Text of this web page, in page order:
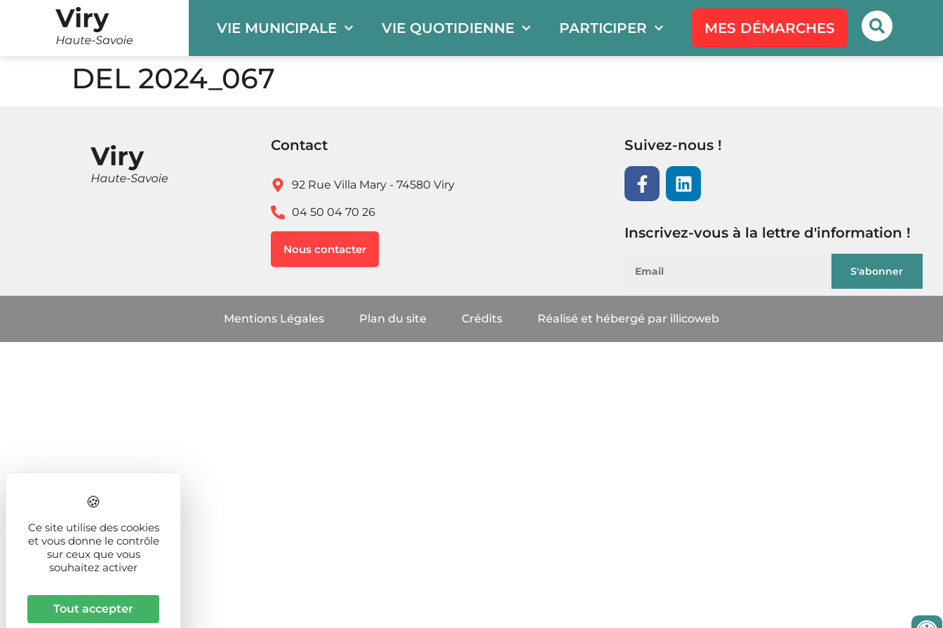
VIE MUNICIPALE VIE QUOTIDIENNE PARTICIPER MES DÉMARCHES
DEL 2024_067
Contact
92 Rue Villa Mary - 74580 Viry
04 50 04 70 26
Nous contacter
Suivez-nous !
Inscrivez-vous à la lettre d'information !
Mentions Légales Plan du site Crédits Réalisé et hébergé par illicoweb
Panneau de gestion des cookies
Ce site utilise des cookies
et vous donne le contrôle
sur ceux que vous
souhaitez activer
Tout accepter